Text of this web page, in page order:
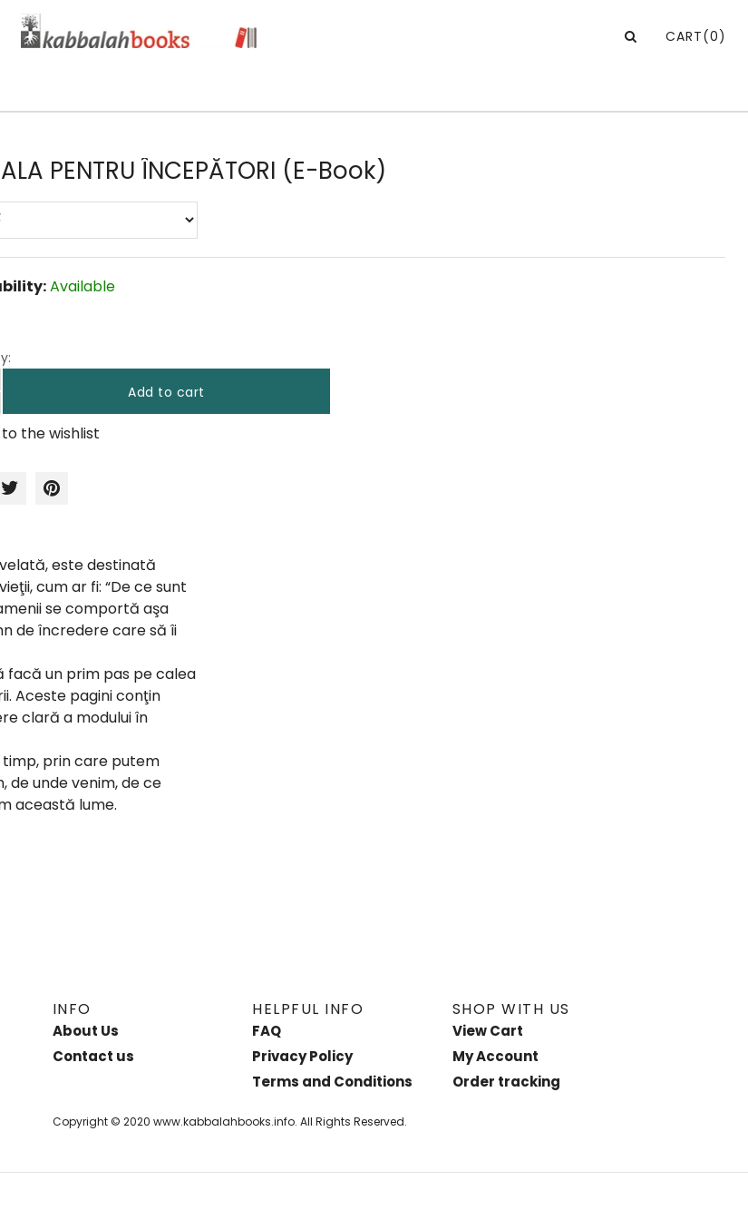
CART(0)
PENTRU ÎNCEPĂTORI (E-Book)
Available
Add to cart
the wishlist
este destinată
cum ar fi: “De ce sunt
se comportă aşa
de încredere care să îi
facă un prim pas pe calea
Aceste pagini conţin
clară a modului în
prin care putem
de unde venim, de ce
această lume.
INFO
About Us
Contact us
HELPFUL INFO
FAQ
Privacy Policy
Terms and Conditions
SHOP WITH US
View Cart
My Account
Order tracking
Copyright © 2020 www.kabbalahbooks.info. All Rights Reserved.